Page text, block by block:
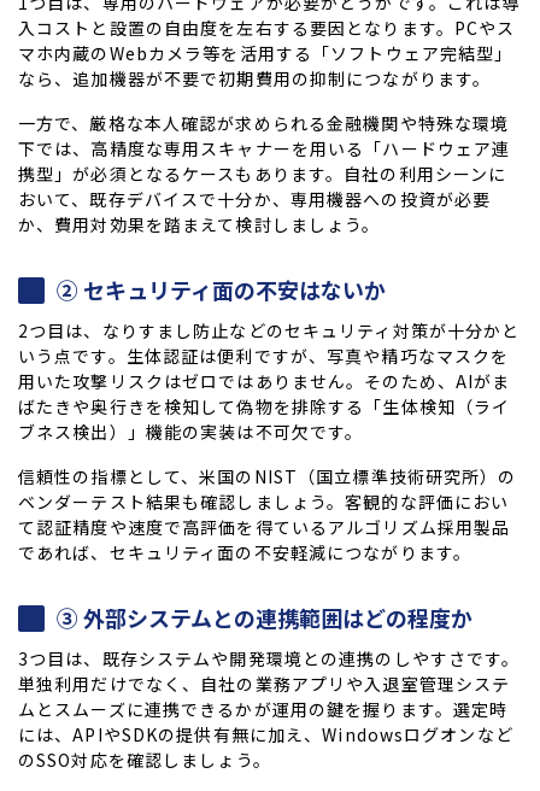
入コストと設置の自由度を左右する要因となります。PCやス
マホ内蔵のWebカメラ等を活用する「ソフトウェア完結型」
なら、追加機器が不要で初期費用の抑制につながります。
一方で、厳格な本人確認が求められる金融機関や特殊な環境
下では、高精度な専用スキャナーを用いる「ハードウェア連
携型」が必須となるケースもあります。自社の利用シーンに
おいて、既存デバイスで十分か、専用機器への投資が必要
か、費用対効果を踏まえて検討しましょう。
② セキュリティ面の不安はないか
2つ目は、なりすまし防止などのセキュリティ対策が十分かと
いう点です。生体認証は便利ですが、写真や精巧なマスクを
用いた攻撃リスクはゼロではありません。そのため、AIがま
ばたきや奥行きを検知して偽物を排除する「生体検知（ライ
ブネス検出）」機能の実装は不可欠です。
信頼性の指標として、米国のNIST（国立標準技術研究所）の
ベンダーテスト結果も確認しましょう。客観的な評価におい
て認証精度や速度で高評価を得ているアルゴリズム採用製品
であれば、セキュリティ面の不安軽減につながります。
③ 外部システムとの連携範囲はどの程度か
3つ目は、既存システムや開発環境との連携のしやすさです。
単独利用だけでなく、自社の業務アプリや入退室管理システ
ムとスムーズに連携できるかが運用の鍵を握ります。選定時
には、APIやSDKの提供有無に加え、Windowsログオンなど
のSSO対応を確認しましょう。